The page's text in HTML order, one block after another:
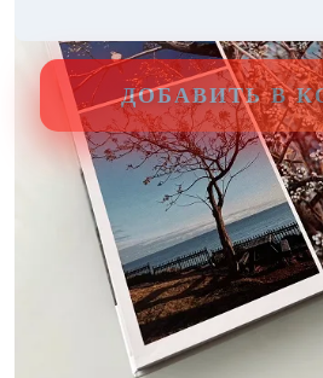
ДОБАВИТЬ В
Другие стили